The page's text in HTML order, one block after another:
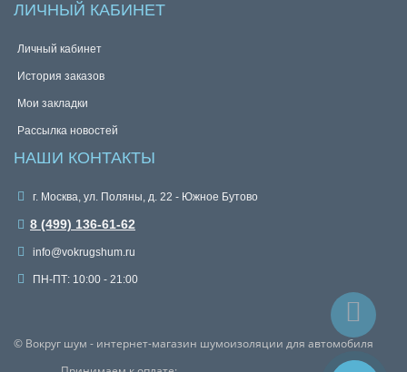
ЛИЧНЫЙ КАБИНЕТ
Личный кабинет
История заказов
Мои закладки
Рассылка новостей
НАШИ КОНТАКТЫ
г. Москва, ул. Поляны, д. 22 - Южное Бутово
8 (499) 136-61-62
info@vokrugshum.ru
ПН-ПТ: 10:00 - 21:00
© Вокруг шум - интернет-магазин шумоизоляции для автомобиля